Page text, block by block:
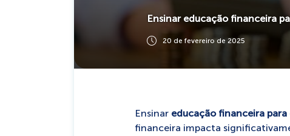
Ensinar educação financeira
20 de fevereiro de 2025
Ensinar educação financeira para
financeira impacta